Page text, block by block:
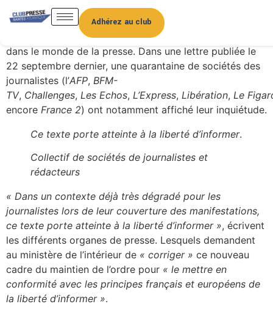
Adhérez au club
nouveau schéma national du maintien de
l’ordre(SNMO), rendu public le 17 septembre par le
ministre de l’intérieur, a provoqué diverses réactions
dans le monde de la presse. Dans une lettre publiée le
22 septembre dernier, une quarantaine de sociétés des
journalistes (l’AFP, BFM-
TV, Challenges, Les Echos, L’Express, Libération, Le
encore France 2) ont notamment affiché leur inquiétude.
Ce texte porte atteinte à la liberté d’informer.
Collectif de sociétés de journalistes et
rédacteurs
« Dans un contexte déjà très dégradé pour les
journalistes lors de leur couverture des manifestations,
ce texte porte atteinte à la liberté d’informer », écrivent
les différents organes de presse. Lesquels demandent
au ministère de l’intérieur de « corriger » ce nouveau
cadre du maintien de l’ordre pour « le mettre en
conformité avec les principes français et européens de
la liberté d’informer ».